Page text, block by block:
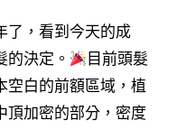
了，看到今天的成
決定。
目前頭髮
空白的前額區域，植
頂加密的部分，密度